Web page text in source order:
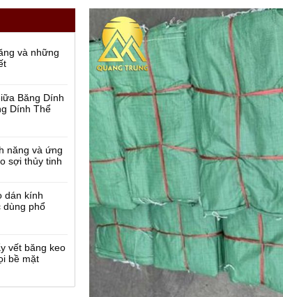
và những
Băng Dính
Dính Thể
năng và ứng
sợi thủy tinh
dán kính
dùng phổ
vết băng keo
bề mặt